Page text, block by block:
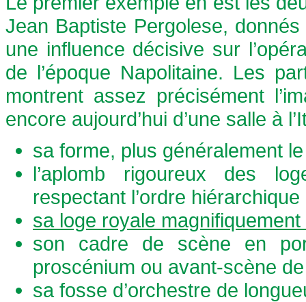
Jean Baptiste Pergolese,
une influence décisive sur
de l’époque Napolitaine. Les
montrent assez précisément
encore aujourd’hui d’une salle à
sa forme, plus généralement
l’aplomb rigoureux des
respectant l’ordre
sa loge royale
son cadre de scène en
proscénium ou avant-scène
sa fosse d’orchestre de